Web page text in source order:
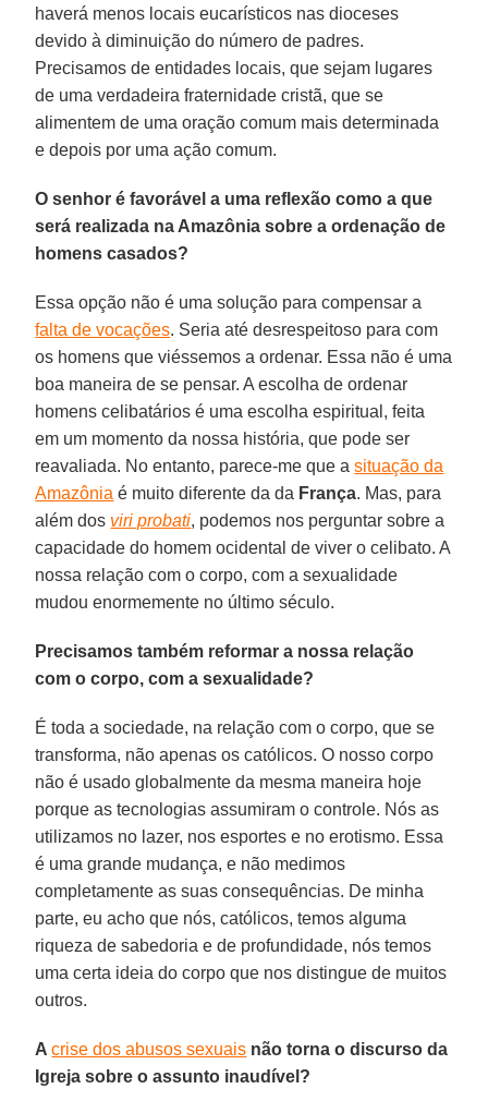
haverá menos locais eucarísticos nas dioceses
devido à diminuição do número de padres.
Precisamos de entidades locais, que sejam lugares
de uma verdadeira fraternidade cristã, que se
alimentem de uma oração comum mais determinada
e depois por uma ação comum.
O senhor é favorável a uma reflexão como a que
será realizada na Amazônia sobre a ordenação de
homens casados?
Essa opção não é uma solução para compensar a
falta de vocações. Seria até desrespeitoso para com
os homens que viéssemos a ordenar. Essa não é uma
boa maneira de se pensar. A escolha de ordenar
homens celibatários é uma escolha espiritual, feita
em um momento da nossa história, que pode ser
reavaliada. No entanto, parece-me que asituação da
Amazônia é muito diferente da da França. Mas, para
além dos viri probati, podemos nos perguntar sobre a
capacidade do homem ocidental de viver o celibato. A
nossa relação com o corpo, com a sexualidade
mudou enormemente no último século.
Precisamos também reformar a nossa relação
com o corpo, com a sexualidade?
É toda a sociedade, na relação com o corpo, que se
transforma, não apenas os católicos. O nosso corpo
não é usado globalmente da mesma maneira hoje
porque as tecnologias assumiram o controle. Nós as
utilizamos no lazer, nos esportes e no erotismo. Essa
é uma grande mudança, e não medimos
completamente as suas consequências. De minha
parte, eu acho que nós, católicos, temos alguma
riqueza de sabedoria e de profundidade, nós temos
uma certa ideia do corpo que nos distingue de muitos
outros.
Acrise dos abusos sexuais não torna o discurso da
Igreja sobre o assunto inaudível?